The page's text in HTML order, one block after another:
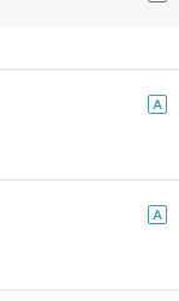
A
A